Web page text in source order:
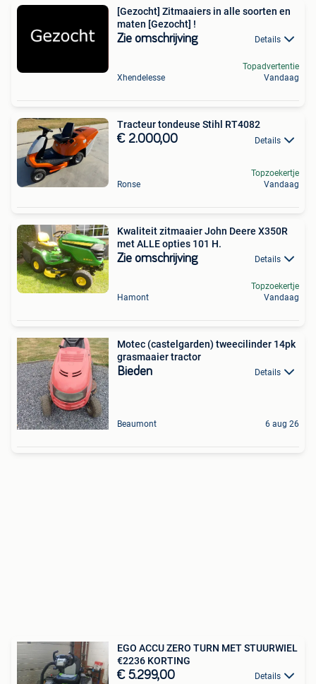
[Gezocht] Zitmaaiers in alle soorten en
maten [Gezocht] !
Zie omschrijving Details
Xhendelesse
Topadvertentie
Vandaag
Tracteur tondeuse Stihl RT4082
€ 2.000,00 Details
Ronse
Topzoekertje
Vandaag
Kwaliteit zitmaaier John Deere X350R
met ALLE opties 101 H.
Zie omschrijving Details
Hamont
Topzoekertje
Vandaag
Motec (castelgarden) tweecilinder 14pk
grasmaaier tractor
Bieden Details
Beaumont 6 aug 26
EGO ACCU ZERO TURN MET STUURWIEL
€2236 KORTING
€ 5.299,00 Details